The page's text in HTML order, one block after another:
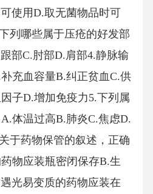
使用D.取无菌物品时可
列哪些属于压疮的好发部
部C.肘部D.肩部4.静脉输
充血容量B.纠正贫血C.供
子D.增加免疫力5.下列属
体温过高B.肺炎C.焦虑D.
于药物保管的叙述，正确
物应装瓶密闭保存B.生
光易变质的药物应装在